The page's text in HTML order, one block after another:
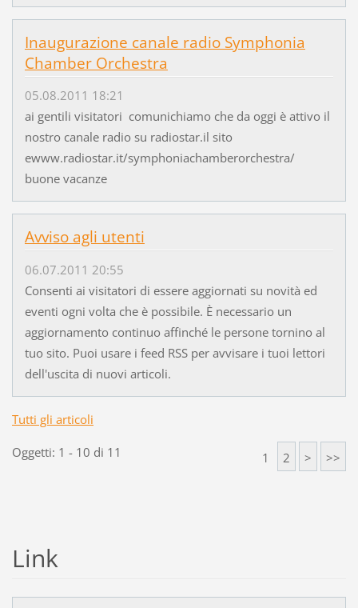
Inaugurazione canale radio Symphonia
Chamber Orchestra
05.08.2011 18:21
ai gentili visitatori comunichiamo che da oggi è attivo il
nostro canale radio su radiostar.il sito
ewww.radiostar.it/symphoniachamberorchestra/
buone vacanze
Avviso agli utenti
06.07.2011 20:55
Consenti ai visitatori di essere aggiornati su novità ed
eventi ogni volta che è possibile. È necessario un
aggiornamento continuo affinché le persone tornino al
tuo sito. Puoi usare i feed RSS per avvisare i tuoi lettori
dell'uscita di nuovi articoli.
Tutti gli articoli
Oggetti: 1 - 10 di 11 1 2 > >>
Link